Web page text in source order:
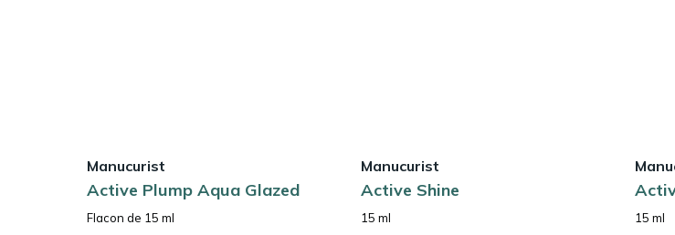
Manucurist
Active Plump Aqua Glazed
Flacon de 15 ml
Manucurist
Active Shine
15 ml 15 ml